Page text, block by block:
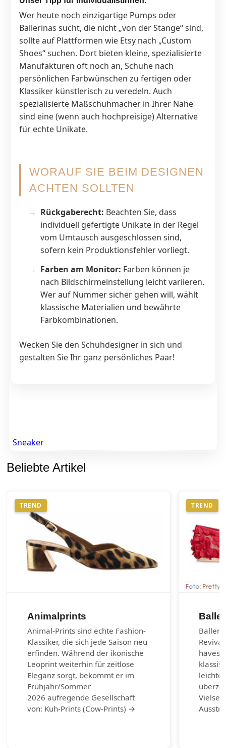
Wer heute noch einzigartige Pumps oder
Ballerinas sucht, die nicht „von der Stange“ sind,
sollte auf Plattformen wie Etsy nach „Custom
Shoes“ suchen. Dort bieten kleine, spezialisierte
Manufakturen oft noch an, Schuhe nach
persönlichen Farbwünschen zu fertigen oder
Klassiker künstlerisch zu veredeln. Auch
spezialisierte Maßschuhmacher in Ihrer Nähe
sind eine (wenn auch hochpreisige) Alternative
für echte Unikate.
WORAUF SIE BEIM DESIGNEN
ACHTEN SOLLTEN
Rückgaberecht: Beachten Sie, dass
individuell gefertigte Unikate in der Regel
vom Umtausch ausgeschlossen sind,
sofern kein Produktionsfehler vorliegt.
Farben am Monitor: Farben können je
nach Bildschirmeinstellung leicht variieren.
Wer auf Nummer sicher gehen will, wählt
klassische Materialien und bewährte
Farbkombinationen.
Wecken Sie den Schuhdesigner in sich und
gestalten Sie Ihr ganz persönliches Paar!
Sneaker
Beliebte Artikel
TREND
Animalprints
Animal-Prints sind echte Fashion-
Klassiker, die sich jede Saison neu
erfinden. Während der ikonische
Leoprint weiterhin für zeitlose
Eleganz sorgt, bekommt er im
Frühjahr/Sommer
2026 aufregende Gesellschaft
von: Kuh-Prints (Cow-Prints) →
TREND
haves